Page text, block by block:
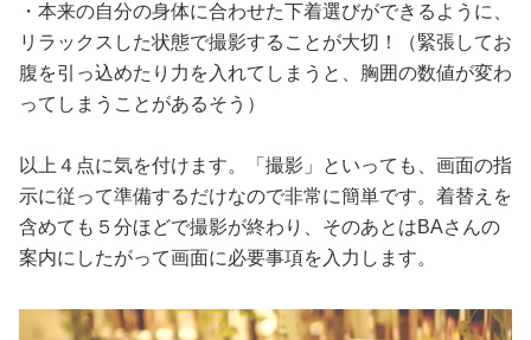
・本来の自分の身体に合わせた下着選びができるように、
リラックスした状態で撮影することが大切！（緊張してお
腹を引っ込めたり力を入れてしまうと、胸囲の数値が変わ
ってしまうことがあるそう）
以上４点に気を付けます。「撮影」といっても、画面の指
示に従って準備するだけなので非常に簡単です。着替えを
含めても５分ほどで撮影が終わり、そのあとはBAさんの
案内にしたがって画面に必要事項を入力します。